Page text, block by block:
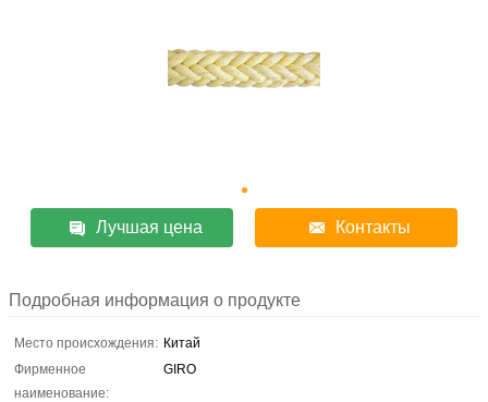
Лучшая цена Контакты
Подробная информация о продукте
Место происхождения: Китай
Фирменное
наименование:
GIRO